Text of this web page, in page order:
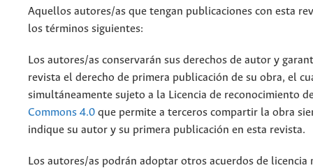
Aquellos autores/as que tengan publicaciones con esta
los términos siguientes:
Los autores/as conservarán sus derechos de autor y
revista el derecho de primera publicación de su obra, el
simultáneamente sujeto a la Licencia de reconocimiento
Commons 4.0 que permite a terceros compartir la obra
indique su autor y su primera publicación en esta revista.
Los autores/as podrán adoptar otros acuerdos de licencia